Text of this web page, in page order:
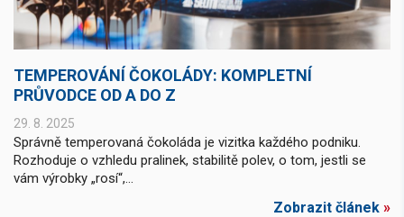
TEMPEROVÁNÍ ČOKOLÁDY: KOMPLETNÍ
PRŮVODCE OD A DO Z
29. 8. 2025
Správně temperovaná čokoláda je vizitka každého podniku.
Rozhoduje o vzhledu pralinek, stabilitě polev, o tom, jestli se
vám výrobky „rosí“,...
Zobrazit článek »